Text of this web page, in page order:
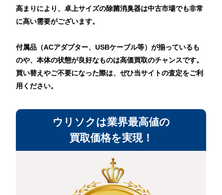
高まりにより、卓上サイズの除菌消臭器は中古市場でも非常
に高い需要がございます。
付属品（ACアダプター、USBケーブル等）が揃っているも
のや、本体の状態が良好なものは高価買取のチャンスです。
買い替えやご不要になった際は、ぜひ当サイトの査定をご利
用ください。
ウリソクは業界最高値の
買取価格を実現！